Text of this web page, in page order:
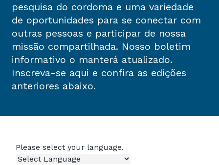
pesquisa do cordoma e uma variedade
de oportunidades para se conectar com
outras pessoas e participar de nossa
missão compartilhada. Nosso boletim
informativo o manterá atualizado.
Inscreva-se aqui e confira as edições
anteriores abaixo.
Please select your language.